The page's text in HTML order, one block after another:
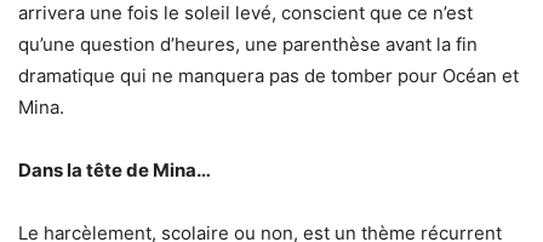
arrivera une fois le soleil levé, conscient que ce n’est
qu’une question d’heures, une parenthèse avant la fin
dramatique qui ne manquera pas de tomber pour Océan et
Mina.
Dans la tête de Mina…
Le harcèlement, scolaire ou non, est un thème récurrent